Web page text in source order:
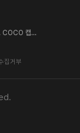
소비자보호에 관
에서의 소비자보호
[세상에 알리다] 30년 경험으로 만든 UVR차단 99.9% (feat. COCO 캡틴춘리)
집거부